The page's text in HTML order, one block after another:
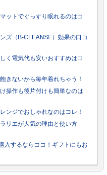
ットでぐっすり眠れるのはコ
ズ（B-CLEANSE）効果の口コ
く電気代も安いおすすめはコ
きないから毎年着れちゃう！
操作も後片付けも簡単なのは
ンジでおしゃれなのはコレ！
リエが人気の理由と使い方
入するならココ！ギフトにもお